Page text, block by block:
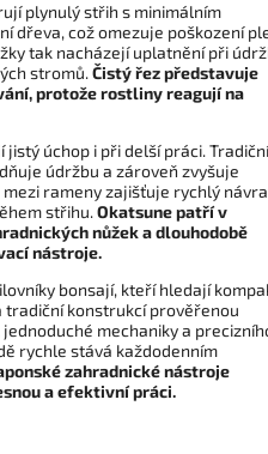
plynulý střih s minimálním
dřeva, což omezuje poškození
tak nacházejí uplatnění při
stromů.Čistý řez představuje
protože rostliny reagují na
úchop i při delší práci. Tradiční
údržbu a zároveň zvyšuje
rameny zajišťuje rychlý
střihu.Okatsune patří v
nůžek a dlouhodobě
nástroje.
bonsají, kteří hledají
tradiční konstrukcí prověřenou
mechaniky a
rychle stává každodenním
zahradnické nástroje
a efektivní práci.